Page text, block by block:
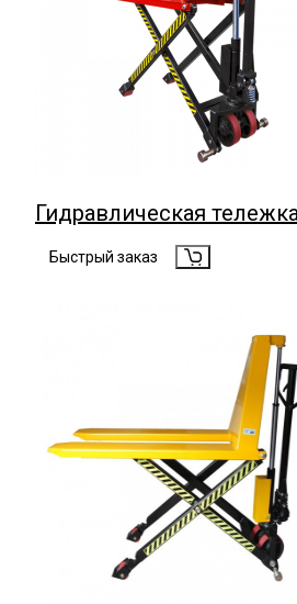
Гидравлическая
Быстрый заказ